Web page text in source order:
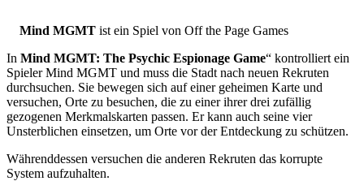
Mind MGMT ist ein Spiel von Off the Page Games
In Mind MGMT: The Psychic Espionage Game“ kontrolliert ein
Spieler Mind MGMT und muss die Stadt nach neuen Rekruten
durchsuchen. Sie bewegen sich auf einer geheimen Karte und
versuchen, Orte zu besuchen, die zu einer ihrer drei zufällig
gezogenen Merkmalskarten passen. Er kann auch seine vier
Unsterblichen einsetzen, um Orte vor der Entdeckung zu schützen.
Währenddessen versuchen die anderen Rekruten das korrupte
System aufzuhalten.